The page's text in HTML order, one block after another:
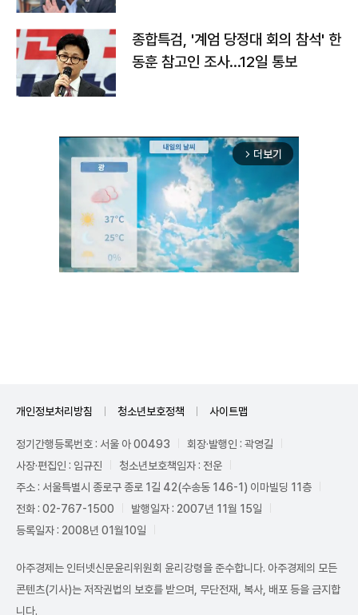
종합특검, '계엄 당정대 회의 참석' 한
동훈 참고인 조사...12일 통보
arrow_forward_ios 더보기
개인정보처리방침 청소년보호정책 사이트맵
정기간행등록번호 : 서울 아 00493
회장·발행인 : 곽영길
사장·편집인 : 임규진
청소년보호책임자 : 전운
주소 : 서울특별시 종로구 종로 1길 42(수송동 146-1) 이마빌딩 11층
전화 : 02-767-1500
발행일자 : 2007년 11월 15일
등록일자 : 2008년 01월10일
아주경제는 인터넷신문윤리위원회 윤리강령을 준수합니다. 아주경제의 모든
콘텐츠(기사)는 저작권법의 보호를 받으며, 무단전재, 복사, 배포 등을 금지합
니다.